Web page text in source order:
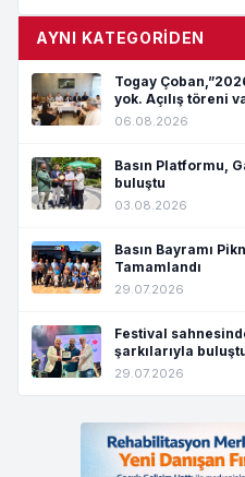
AYNI KATEGORIDEN
Togay
yok. Açılış töreni
06.08.2026
Basın Platformu,
buluştu
03.08.2026
Basın Bayramı
Tamamlandı
29.07.2026
Festival
şarkılarıyla
29.07.2026